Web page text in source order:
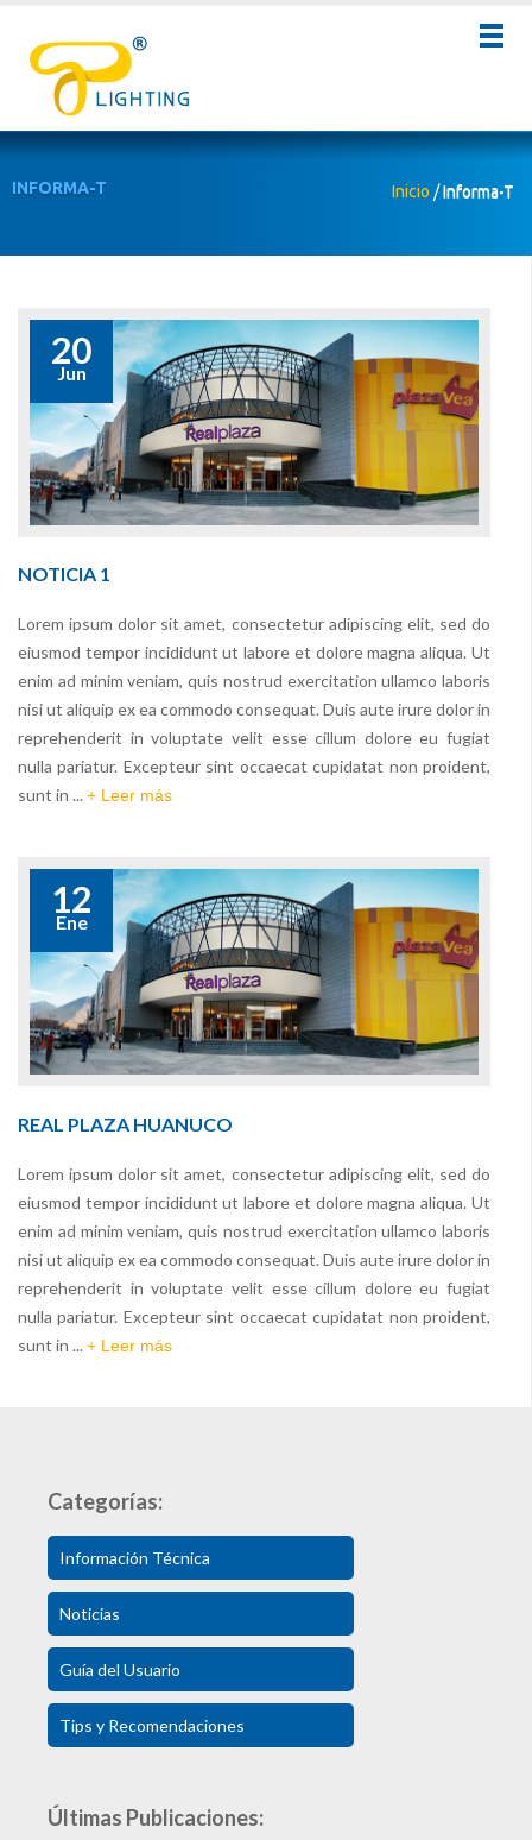
INFORMA-T Inicio /Informa-T
20
Jun
NOTICIA 1
Lorem ipsum dolor sit amet, consectetur adipiscing elit, sed do
eiusmod tempor incididunt ut labore et dolore magna aliqua. Ut
enim ad minim veniam, quis nostrud exercitation ullamco laboris
nisi ut aliquip ex ea commodo consequat. Duis aute irure dolor in
reprehenderit in voluptate velit esse cillum dolore eu fugiat
nulla pariatur. Excepteur sint occaecat cupidatat non proident,
sunt in ...+ Leer más
12
Ene
REAL PLAZA HUANUCO
Lorem ipsum dolor sit amet, consectetur adipiscing elit, sed do
eiusmod tempor incididunt ut labore et dolore magna aliqua. Ut
enim ad minim veniam, quis nostrud exercitation ullamco laboris
nisi ut aliquip ex ea commodo consequat. Duis aute irure dolor in
reprehenderit in voluptate velit esse cillum dolore eu fugiat
nulla pariatur. Excepteur sint occaecat cupidatat non proident,
sunt in ... + Leer más
Categorías:
Información Técnica
Noticias
Guía del Usuario
Tips y Recomendaciones
Últimas Publicaciones: